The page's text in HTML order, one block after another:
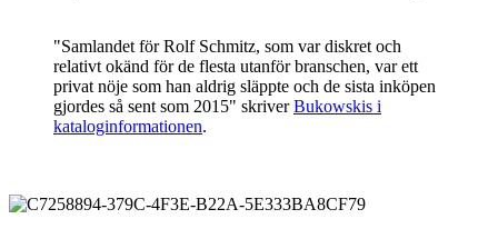
"Samlandet för Rolf Schmitz, som var diskret och
relativt okänd för de flesta utanför branschen, var ett
privat nöje som han aldrig släppte och de sista inköpen
gjordes så sent som 2015" skriverBukowskis i
kataloginformationen.